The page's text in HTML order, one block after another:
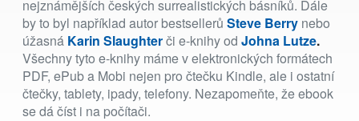
nejznámějších českých surrealistických básníků. Dále
by to byl například autor bestsellerů Steve Berry nebo
úžasná Karin Slaughterči e-knihy od Johna Lutze.
Všechny tyto e-knihy máme v elektronických formátech
PDF, ePub a Mobi nejen pro čtečku Kindle, ale i ostatní
čtečky, tablety, ipady, telefony. Nezapomeňte, že ebook
se dá číst i na počítači.